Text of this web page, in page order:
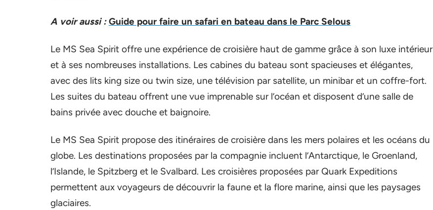
A voir aussi : Guide pour faire un safari en bateau dans le Parc Selous
Le MS Sea Spirit offre une expérience de croisière haut de gamme grâce à son luxe intérieur
et à ses nombreuses installations. Les cabines du bateau sont spacieuses et élégantes,
avec des lits king size ou twin size, une télévision par satellite, un minibar et un coffre-fort.
Les suites du bateau offrent une vue imprenable sur l’océan et disposent d’une salle de
bains privée avec douche et baignoire.
Le MS Sea Spirit propose des itinéraires de croisière dans les mers polaires et les océans du
globe. Les destinations proposées par la compagnie incluent l’Antarctique, le Groenland,
l’Islande, le Spitzberg et le Svalbard. Les croisières proposées par Quark Expeditions
permettent aux voyageurs de découvrir la faune et la flore marine, ainsi que les paysages
glaciaires.